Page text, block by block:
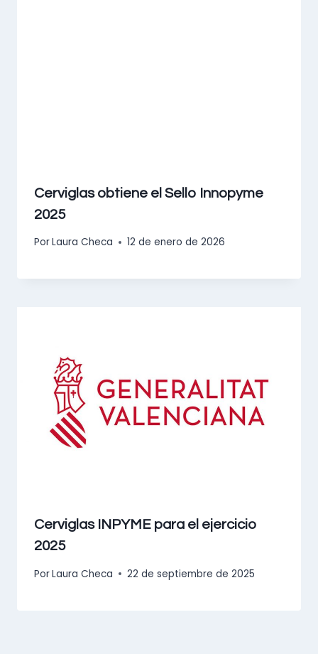
Cerviglas obtiene el Sello Innopyme
2025
PorLaura Checa 12 de enero de 2026
Cerviglas INPYME para el ejercicio
2025
PorLaura Checa 22 de septiembre de 2025